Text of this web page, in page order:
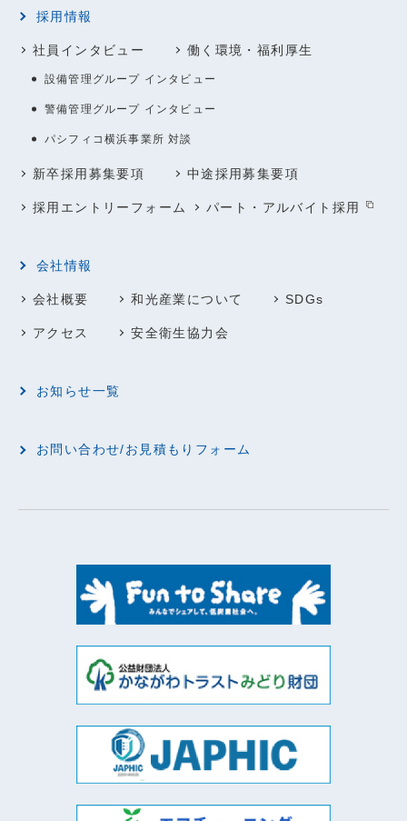
採用情報
社員インタビュー 働く環境・福利厚生
設備管理グループ インタビュー
警備管理グループ インタビュー
パシフィコ横浜事業所 対談
新卒採用募集要項 中途採用募集要項
採用エントリーフォーム パート・アルバイト採用
会社情報
会社概要 和光産業について SDGs
アクセス 安全衛生協力会
お知らせ一覧
お問い合わせ/お見積もりフォーム